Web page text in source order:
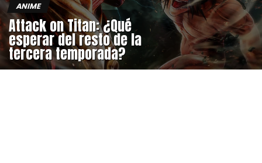
ANIME
Attack on Titan: ¿Qué
esperar del resto de la
tercera temporada?